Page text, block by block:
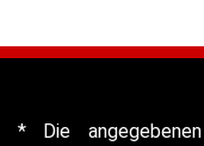
* Die